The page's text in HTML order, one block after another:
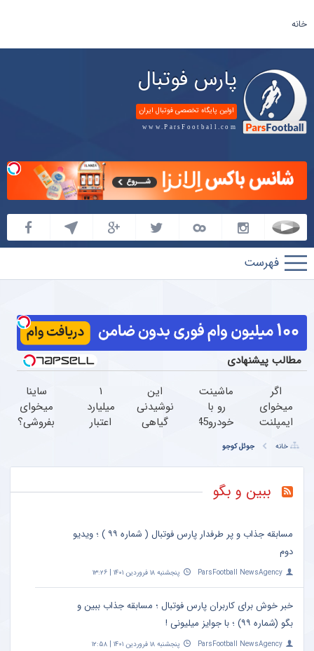
خانه
پارس فوتبال
اولین پایگاه تخصصی فوتبال ایران
www.ParsFootball.com
پارس
فوتبال
مطالب پیشنهادی
اگر
میخوای
ایمپلنت
الان
وقتشه |
فقط با
تومان!!!
ماشینت
رو با
خودرو45
راحت
بفروش
این
نوشیدنی
گیاهی
زدایی
مرجوعی)
۱
میلیارد
اعتبار
بدون
ساینا
میخوای
بفروشی؟
سریع
خانه جوئل کوجو
ببین و بگو
مسابقه جذاب و پر طرفدار پارس فوتبال ( شماره ۹۹ ) ؛ ویدیو
دوم
ParsFootball NewsAgency پنجشنبه ۱۸ فروردین ۱۴۰۱ | ۱۳:۲۶
خبر خوش برای کاربران پارس فوتبال ؛ مسابقه جذاب ببین و
بگو (شماره ۹۹) ؛ با جوایز میلیونی !
ParsFootball NewsAgency پنجشنبه ۱۸ فروردین ۱۴۰۱ | ۱۲:۵۸